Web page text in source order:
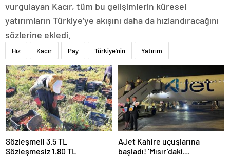
vurgulayan Kacır, tüm bu gelişimlerin küresel
yatırımların Türkiye’ye akışını daha da hızlandıracağını
sözlerine ekledi.
Hız Kacır Pay Türkiye'nin Yatırım
Sözleşmeli 3.5 TL
Sözleşmesiz 1.80 TL
AJet Kahire uçuşlarına
başladı! ‘Mısır’daki